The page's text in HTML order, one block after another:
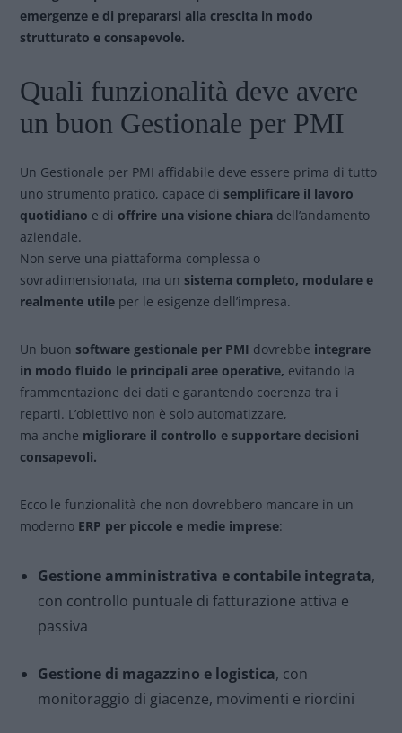
emergenze e di prepararsi alla crescita in modo
strutturato e consapevole.
Quali funzionalità deve avere
un buon Gestionale per PMI
Un Gestionale per PMI affidabile deve essere prima di tutto
uno strumento pratico, capace di semplificare il lavoro
quotidiano e di offrire una visione chiara dell’andamento
aziendale.
Non serve una piattaforma complessa o
sovradimensionata, ma un sistema completo, modulare e
realmente utile per le esigenze dell’impresa.
Un buon software gestionale per PMI dovrebbe integrare
in modo fluido le principali aree operative, evitando la
frammentazione dei dati e garantendo coerenza tra i
reparti. L’obiettivo non è solo automatizzare,
ma anche migliorare il controllo e supportare decisioni
consapevoli.
Ecco le funzionalità che non dovrebbero mancare in un
moderno ERP per piccole e medie imprese:
Gestione amministrativa e contabile integrata,
con controllo puntuale di fatturazione attiva e
passiva
Gestione di magazzino e logistica, con
monitoraggio di giacenze, movimenti e riordini